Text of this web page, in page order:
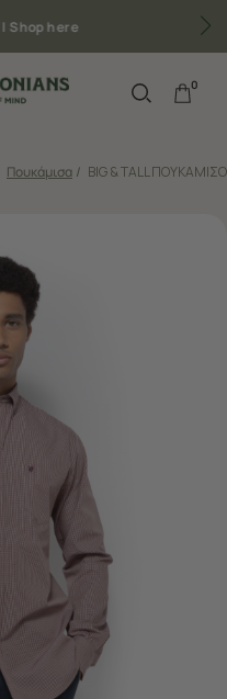
άνω των 50€
0
Πουκάμισα / BIG & TALL